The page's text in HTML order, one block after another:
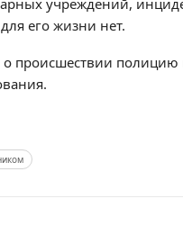
учреждений,
его жизни нет.
происшествии